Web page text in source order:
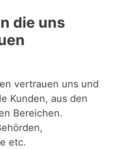
die uns
vertrauen uns und
Kunden, aus den
Bereichen.
etc.